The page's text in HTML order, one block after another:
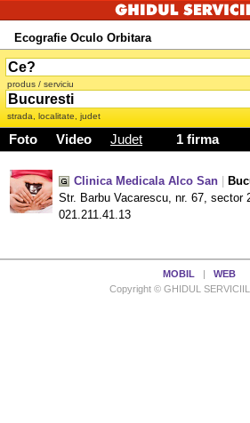
Ecografie Oculo Orbitara
produs / serviciu
strada, localitate, judet
Foto Video Judet 1 firma
Clinica Medicala Alco San
Str. Barbu Vacarescu, nr. 67, sector
021.211.41.13
MOBIL
WEB
Copyright © GHIDUL